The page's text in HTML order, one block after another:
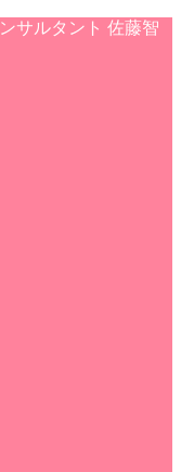
サルタント 佐藤智